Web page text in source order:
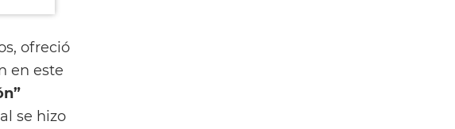
ofreció
en este
se hizo